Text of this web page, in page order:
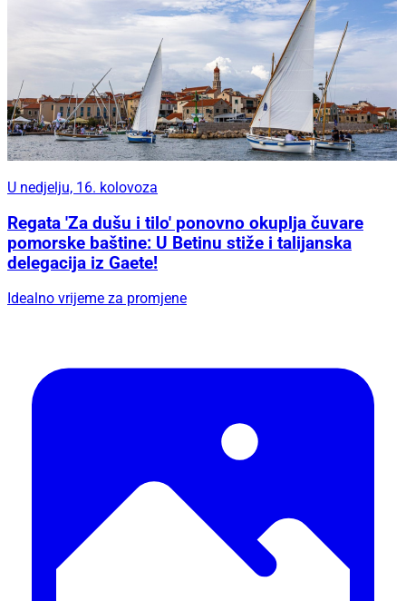
U nedjelju, 16. kolovoza
Regata 'Za dušu i tilo' ponovno okuplja čuvare
pomorske baštine: U Betinu stiže i talijanska
delegacija iz Gaete!
Idealno vrijeme za promjene